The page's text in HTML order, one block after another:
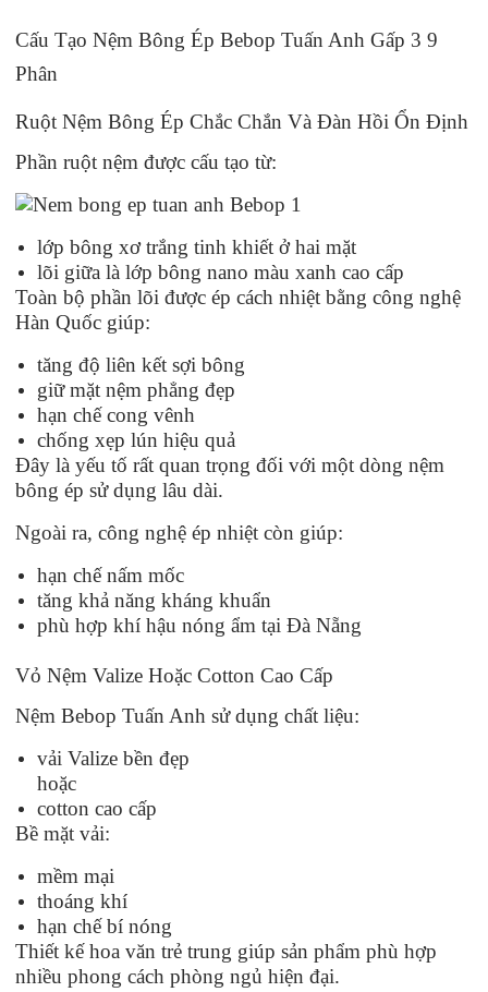
Cấu Tạo Nệm Bông Ép Bebop Tuấn Anh Gấp 3 9
Phân
Ruột Nệm Bông Ép Chắc Chắn Và Đàn Hồi Ổn Định
Phần ruột nệm được cấu tạo từ:
lớp bông xơ trắng tinh khiết ở hai mặt
lõi giữa là lớp bông nano màu xanh cao cấp
Toàn bộ phần lõi được ép cách nhiệt bằng công nghệ
Hàn Quốc giúp:
tăng độ liên kết sợi bông
giữ mặt nệm phẳng đẹp
hạn chế cong vênh
chống xẹp lún hiệu quả
Đây là yếu tố rất quan trọng đối với một dòng nệm
bông ép sử dụng lâu dài.
Ngoài ra, công nghệ ép nhiệt còn giúp:
hạn chế nấm mốc
tăng khả năng kháng khuẩn
phù hợp khí hậu nóng ẩm tại Đà Nẵng
Vỏ Nệm Valize Hoặc Cotton Cao Cấp
Nệm Bebop Tuấn Anh sử dụng chất liệu:
vải Valize bền đẹp
hoặc
cotton cao cấp
Bề mặt vải:
mềm mại
thoáng khí
hạn chế bí nóng
Thiết kế hoa văn trẻ trung giúp sản phẩm phù hợp
nhiều phong cách phòng ngủ hiện đại.